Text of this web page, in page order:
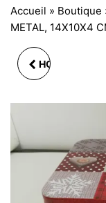
Accueil » Boutique
METAL, 14X10X4
HOUSSE DE
NOIR